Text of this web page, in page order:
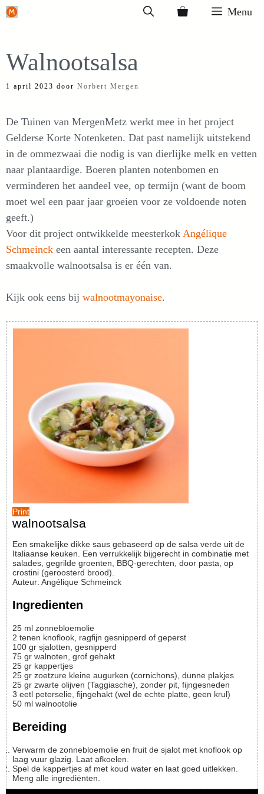
Ga
inhoud
Menu
Walnootsalsa
1 april 2023 door Norbert Mergen
De Tuinen van MergenMetz werkt mee in het project
Gelderse Korte Notenketen. Dat past namelijk uitstekend
in de ommezwaai die nodig is van dierlijke melk en vetten
naar plantaardige. Boeren planten notenbomen en
verminderen het aandeel vee, op termijn (want de boom
moet wel een paar jaar groeien voor ze voldoende noten
geeft.)
Voor dit project ontwikkelde meesterkok Angélique
Schmeinck een aantal interessante recepten. Deze
smaakvolle walnootsalsa is er één van.
Kijk ook eens bij walnootmayonaise.
Print
walnootsalsa
Een smakelijke dikke saus gebaseerd op de salsa verde uit de
Italiaanse keuken. Een verrukkelijk bijgerecht in combinatie met
salades, gegrilde groenten, BBQ-gerechten, door pasta, op
crostini (geroosterd brood).
Auteur: Angélique Schmeinck
Ingredienten
25 ml zonnebloemolie
2 tenen knoflook, ragfijn gesnipperd of geperst
100 gr sjalotten, gesnipperd
75 gr walnoten, grof gehakt
25 gr kappertjes
25 gr zoetzure kleine augurken (cornichons), dunne plakjes
25 gr zwarte olijven (Taggiasche), zonder pit, fijngesneden
3 eetl peterselie, fijngehakt (wel de echte platte, geen krul)
50 ml walnootolie
Bereiding
Verwarm de zonnebloemolie en fruit de sjalot met knoflook op
laag vuur glazig. Laat afkoelen.
Spel de kappertjes af met koud water en laat goed uitlekken.
Meng alle ingrediënten.